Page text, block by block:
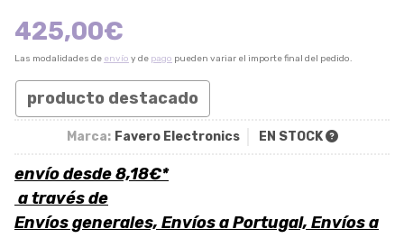
425,00€
Las modalidades de envío y de pago pueden variar el importe final del pedido.
producto destacado
Marca: Favero Electronics EN STOCK
envío desde8,18€*
a través de
Envíos generales, Envíos a Portugal, Envíos a